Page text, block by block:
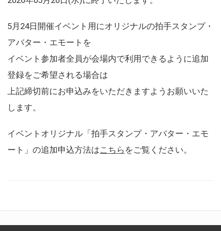
5月24日開催イベント用にオリジナルの拍手スタンプ・
アバター・エモートを
イベント参加者全員が会場内で利用できるように追加
登録をご希望される場合は
上記締切前にお申込みをいただきますようお願いいた
します。
イベントオリジナル「拍手スタンプ・アバター・エモ
ート」の追加申込方法はこちら をご覧ください。